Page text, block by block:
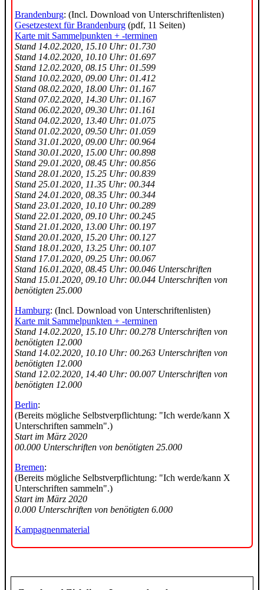
Brandenburg: (Incl. Download von Unterschriftenlisten)
Gesetzestext für Brandenburg(pdf, 11 Seiten)
Karte mit Sammelpunkten + -terminen
Stand 14.02.2020, 15.10 Uhr: 01.730
Stand 14.02.2020, 10.10 Uhr: 01.697
Stand 12.02.2020, 08.15 Uhr: 01.599
Stand 10.02.2020, 09.00 Uhr: 01.412
Stand 08.02.2020, 18.00 Uhr: 01.167
Stand 07.02.2020, 14.30 Uhr: 01.167
Stand 06.02.2020, 09.30 Uhr: 01.161
Stand 04.02.2020, 13.40 Uhr: 01.075
Stand 01.02.2020, 09.50 Uhr: 01.059
Stand 31.01.2020, 09.00 Uhr: 00.964
Stand 30.01.2020, 15.00 Uhr: 00.898
Stand 29.01.2020, 08.45 Uhr: 00.856
Stand 28.01.2020, 15.25 Uhr: 00.839
Stand 25.01.2020, 11.35 Uhr: 00.344
Stand 24.01.2020, 08.35 Uhr: 00.344
Stand 23.01.2020, 10.10 Uhr: 00.289
Stand 22.01.2020, 09.10 Uhr: 00.245
Stand 21.01.2020, 13.00 Uhr: 00.197
Stand 20.01.2020, 15.20 Uhr: 00.127
Stand 18.01.2020, 13.25 Uhr: 00.107
Stand 17.01.2020, 09.25 Uhr: 00.067
Stand 16.01.2020, 08.45 Uhr: 00.046 Unterschriften
Stand 15.01.2020, 09.10 Uhr: 00.044 Unterschriften von
benötigten 25.000
Hamburg: (Incl. Download von Unterschriftenlisten)
Karte mit Sammelpunkten + -terminen
Stand 14.02.2020, 15.10 Uhr: 00.278 Unterschriften von
benötigten 12.000
Stand 14.02.2020, 10.10 Uhr: 00.263 Unterschriften von
benötigten 12.000
Stand 12.02.2020, 14.40 Uhr: 00.007 Unterschriften von
benötigten 12.000
Berlin:
(Bereits mögliche Selbstverpflichtung: "Ich werde/kann X
Unterschriften sammeln".)
Start im März 2020
00.000 Unterschriften von benötigten 25.000
Bremen:
(Bereits mögliche Selbstverpflichtung: "Ich werde/kann X
Unterschriften sammeln".)
Start im März 2020
0.000 Unterschriften von benötigten 6.000
Kampagnenmaterial